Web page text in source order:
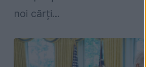
noi cărți...